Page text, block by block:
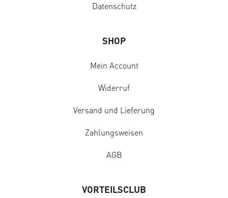
Datenschutz
SHOP
Mein Account
Widerruf
Versand und Lieferung
Zahlungsweisen
AGB
VORTEILSCLUB